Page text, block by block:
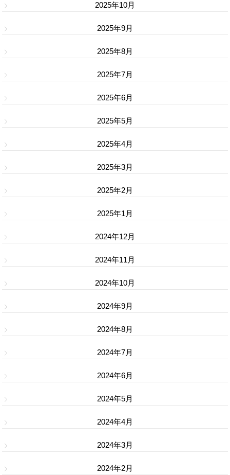
2025年10月
2025年9月
2025年8月
2025年7月
2025年6月
2025年5月
2025年4月
2025年3月
2025年2月
2025年1月
2024年12月
2024年11月
2024年10月
2024年9月
2024年8月
2024年7月
2024年6月
2024年5月
2024年4月
2024年3月
2024年2月